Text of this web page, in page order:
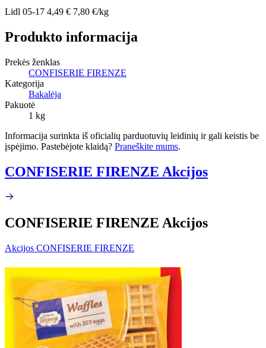
Lidl 05-17 4,49 € 7,80 €/kg
Produkto informacija
Prekės ženklas
CONFISERIE FIRENZE
Kategorija
Bakalėja
Pakuotė
1 kg
Informacija surinkta iš oficialių parduotuvių leidinių ir gali keistis be
įspėjimo. Pastebėjote klaidą? Praneškite mums.
CONFISERIE FIRENZE Akcijos
CONFISERIE FIRENZE Akcijos
Akcijos CONFISERIE FIRENZE